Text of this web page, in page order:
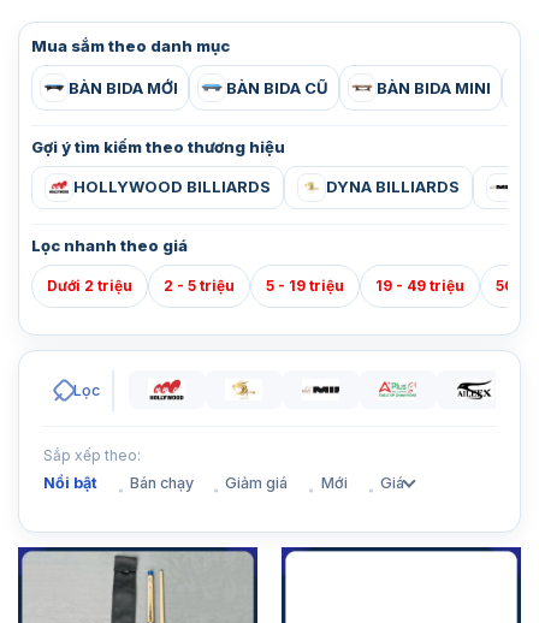
Mua sắm theo danh mục
BÀN BIDA MỚI BÀN BIDA CŨ BÀN BIDA MINI
Gợi ý tìm kiếm theo thương hiệu
HOLLYWOOD BILLIARDS DYNA BILLIARDS
Lọc nhanh theo giá
Dưới 2 triệu 2 - 5 triệu 5 - 19 triệu 19 - 49 triệu 50 -
Lọc
Sắp xếp theo:
Nổi bật
Bán chạy Giảm giá Mới Giá